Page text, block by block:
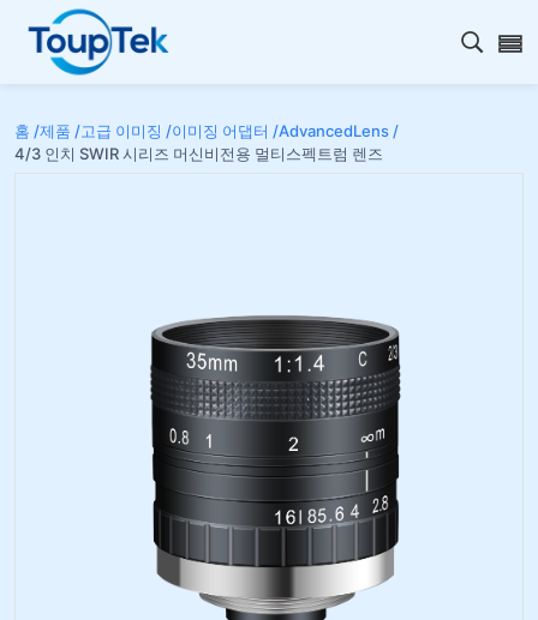
검색
홈 /제품 /고급 이미징 /이미징 어댑터 /AdvancedLens /
4/3 인치 SWIR 시리즈 머신비전용 멀티스펙트럼 렌즈